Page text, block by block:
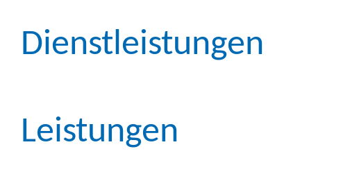
Dienstleistungen
Leistungen